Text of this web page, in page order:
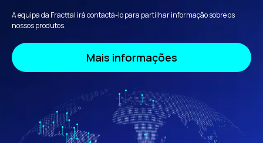
A equipa da Fracttal irá contactá-lo para partilhar informação sobre os
nossos produtos.